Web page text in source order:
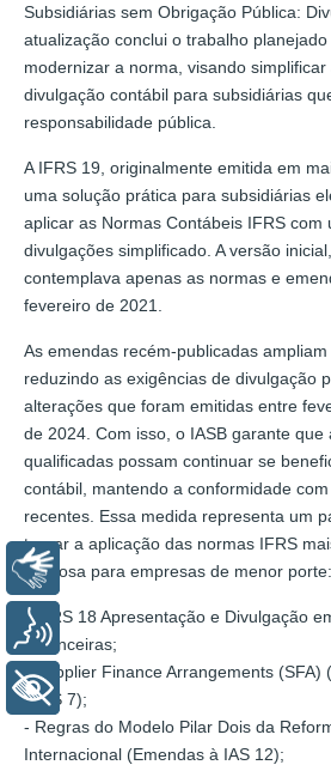
Subsidiárias sem Obrigação Pública:
atualização conclui o trabalho
modernizar a norma, visando
divulgação contábil para subsidiárias
responsabilidade pública.
A IFRS 19, originalmente emitida em
uma solução prática para subsidiárias
aplicar as Normas Contábeis IFRS com
divulgações simplificado. A versão
contemplava apenas as normas e
fevereiro de 2021.
As emendas recém-publicadas ampliam
reduzindo as exigências de divulgação
alterações que foram emitidas entre
de 2024. Com isso, o IASB garante que
qualificadas possam continuar se
contábil, mantendo a conformidade
recentes. Essa medida representa um
tornar a aplicação das normas IFRS
onerosa para empresas de menor porte:
- IFRS 18 Apresentação e Divulgação
Financeiras;
- Supplier Finance Arrangements (SFA)
IFRS 7);
- Regras do Modelo Pilar Dois da
Internacional (Emendas à IAS 12);
Libras
Voz
+ Acessibilidade